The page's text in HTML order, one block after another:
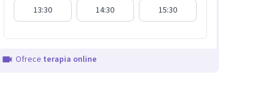
13:30 14:30 15:30
Ofrece terapia online